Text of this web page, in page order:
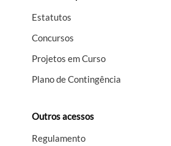
Estatutos
Concursos
Projetos em Curso
Plano de Contingência
Outros acessos
Regulamento